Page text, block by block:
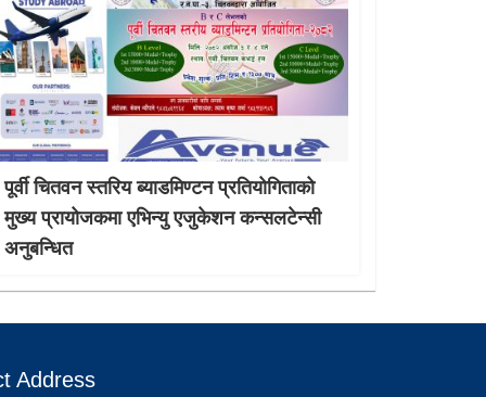
पूर्वी चितवन स्तरिय ब्याडमिण्टन प्रतियोगिताको
मुख्य प्रायोजकमा एभिन्यु एजुकेशन कन्सलटेन्सी
अनुबन्धित
Address